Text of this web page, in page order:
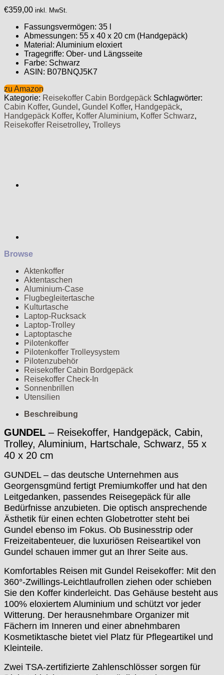
€359,00 inkl. MwSt.
Fassungsvermögen: 35 l
Abmessungen: 55 x 40 x 20 cm (Handgepäck)
Material: Aluminium eloxiert
Tragegriffe: Ober- und Längsseite
Farbe: Schwarz
ASIN: B07BNQJ5K7
zu Amazon
Kategorie: Reisekoffer Cabin Bordgepäck Schlagwörter:
Cabin Koffer, Gundel , Gundel Koffer, Handgepäck,
Handgepäck Koffer, Koffer Aluminium, Koffer Schwarz,
Reisekoffer Reisetrolley, Trolleys
Browse
Aktenkoffer
Aktentaschen
Aluminium-Case
Flugbegleitertasche
Kulturtasche
Laptop-Rucksack
Laptop-Trolley
Laptoptasche
Pilotenkoffer
Pilotenkoffer Trolleysystem
Pilotenzubehör
Reisekoffer Cabin Bordgepäck
Reisekoffer Check-In
Sonnenbrillen
Utensilien
Beschreibung
GUNDEL – Reisekoffer, Handgepäck, Cabin,
Trolley, Aluminium, Hartschale, Schwarz, 55 x
40 x 20 cm
GUNDEL – das deutsche Unternehmen aus
Georgensgmünd fertigt Premiumkoffer und hat den
Leitgedanken, passendes Reisegepäck für alle
Bedürfnisse anzubieten. Die optisch ansprechende
Ästhetik für einen echten Globetrotter steht bei
Gundel ebenso im Fokus. Ob Businesstrip oder
Freizeitabenteuer, die luxuriösen Reiseartikel von
Gundel schauen immer gut an Ihrer Seite aus.
Komfortables Reisen mit Gundel Reisekoffer: Mit den
360°-Zwillings-Leichtlaufrollen ziehen oder schieben
Sie den Koffer kinderleicht. Das Gehäuse besteht aus
100% eloxiertem Aluminium und schützt vor jeder
Witterung. Der herausnehmbare Organizer mit
Fächern im Inneren und einer abnehmbaren
Kosmetiktasche bietet viel Platz für Pflegeartikel und
Kleinteile.
Zwei TSA-zertifizierte Zahlenschlösser sorgen für